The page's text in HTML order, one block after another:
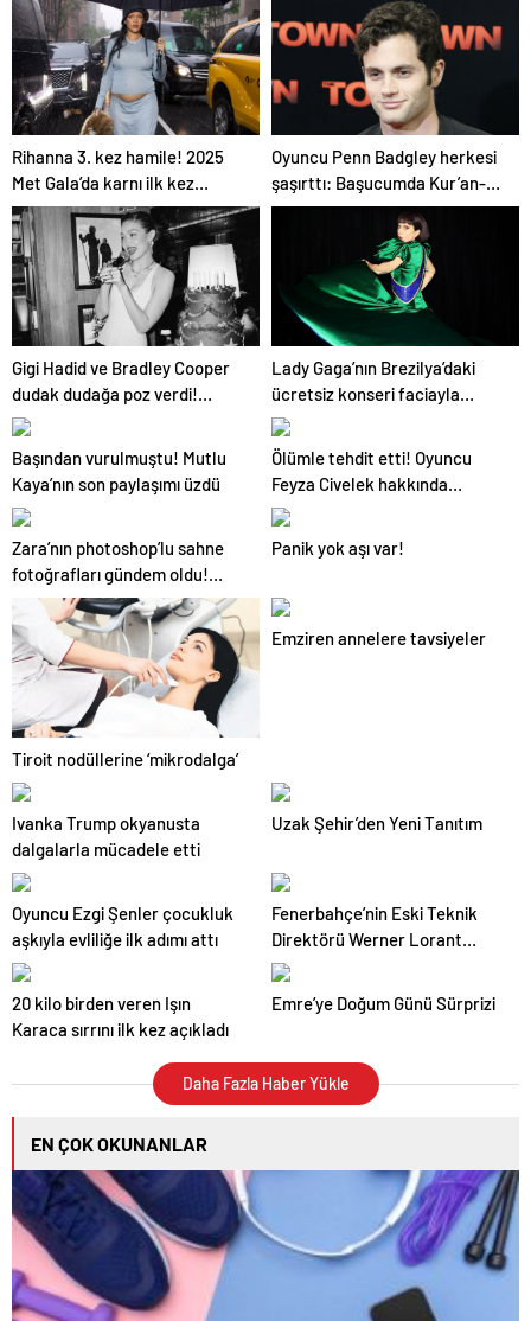
Rihanna 3. kez hamile! 2025
Met Gala’da karnı ilk kez
görüntülendi
Oyuncu Penn Badgley herkesi
şaşırttı: Başucumda Kur’an-ı
Kerim var
Gigi Hadid ve Bradley Cooper
dudak dudağa poz verdi!
Aşıkların karesi gündem oldu
Lady Gaga’nın Brezilya’daki
ücretsiz konseri faciayla
bitecekti
Başından vurulmuştu! Mutlu
Kaya’nın son paylaşımı üzdü
Ölümle tehdit etti! Oyuncu
Feyza Civelek hakkında
soruşturma
Zara’nın photoshop’lu sahne
fotoğrafları gündem oldu!
Takipçileri tepki gösterdi
Panik yok aşı var!
Tiroit nodüllerine ‘mikrodalga’
Emziren annelere tavsiyeler
Ivanka Trump okyanusta
dalgalarla mücadele etti
Uzak Şehir’den Yeni Tanıtım
Oyuncu Ezgi Şenler çocukluk
aşkıyla evliliğe ilk adımı attı
Fenerbahçe’nin Eski Teknik
Direktörü Werner Lorant
Hayatını Kaybetti
20 kilo birden veren Işın
Karaca sırrını ilk kez açıkladı
Emre’ye Doğum Günü Sürprizi
Daha Fazla Haber Yükle
EN ÇOK OKUNANLAR